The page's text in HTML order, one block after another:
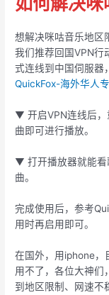
想解决咪咕音乐地区
我们推荐回国VPN行
式连线到中国伺服器
QuickFox-海外华人
▼ 开启VPN连线后，
曲即可进行播放。
▼ 打开播放器就能看
曲。
完成使用后，参考
用时再启用即可。
在国外，用iphone，
用不了，各位大神们
到地区限制、网速不